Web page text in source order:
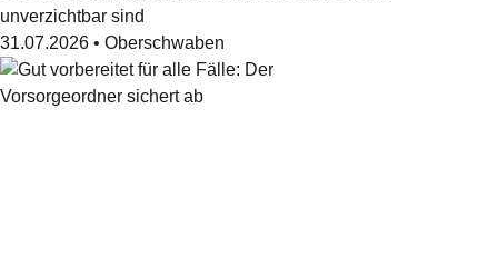
unverzichtbar sind
31.07.2026 • Oberschwaben